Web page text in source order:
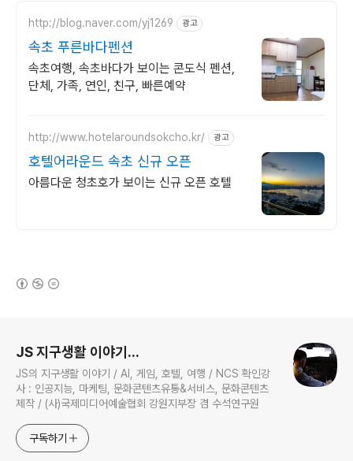
http://blog.naver.com/yj1269 광고
속초 푸른바다펜션
속초여행, 속초바다가 보이는 콘도식 펜션,
단체, 가족, 연인, 친구, 빠른예약
http://www.hotelaroundsokcho.kr/ 광고
호텔어라운드 속초 신규 오픈
아름다운 청초호가 보이는 신규 오픈 호텔
JS 지구생활 이야기...
JS의 지구생활 이야기 / AI, 게임, 호텔, 여행 / NCS 확인강
사 : 인공지능, 마케팅, 문화콘텐츠유통&서비스, 문화콘텐츠
제작 / (사)국제미디어예술협회 강원지부장 겸 수석연구원
구독하기